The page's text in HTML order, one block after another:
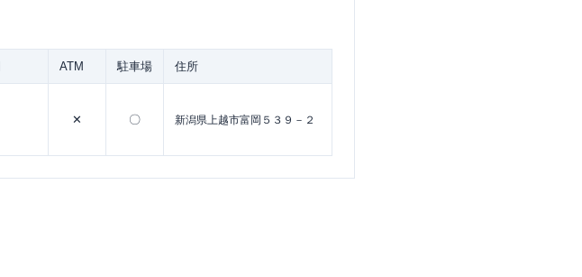
ATM 駐車場 住所
✕ 〇 新潟県上越市富岡５３９－２